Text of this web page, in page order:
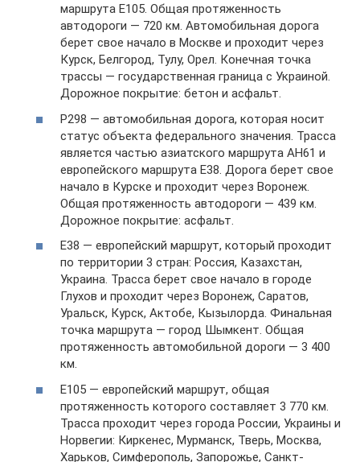
маршрута Е105. Общая протяженность
автодороги — 720 км. Автомобильная дорога
берет свое начало в Москве и проходит через
Курск, Белгород, Тулу, Орел. Конечная точка
трассы — государственная граница с Украиной.
Дорожное покрытие: бетон и асфальт.
Р298 — автомобильная дорога, которая носит
статус объекта федерального значения. Трасса
является частью азиатского маршрута AH61 и
европейского маршрута Е38. Дорога берет свое
начало в Курске и проходит через Воронеж.
Общая протяженность автодороги — 439 км.
Дорожное покрытие: асфальт.
Е38 — европейский маршрут, который проходит
по территории 3 стран: Россия, Казахстан,
Украина. Трасса берет свое начало в городе
Глухов и проходит через Воронеж, Саратов,
Уральск, Курск, Актобе, Кызылорда. Финальная
точка маршрута — город Шымкент. Общая
протяженность автомобильной дороги — 3 400
км.
Е105 — европейский маршрут, общая
протяженность которого составляет 3 770 км.
Трасса проходит через города России, Украины и
Норвегии: Киркенес, Мурманск, Тверь, Москва,
Харьков, Симферополь, Запорожье, Санкт-